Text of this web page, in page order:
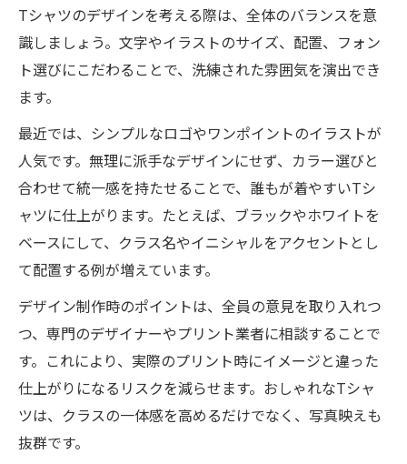
Tシャツのデザインを考える際は、全体のバランスを意
識しましょう。文字やイラストのサイズ、配置、フォン
ト選びにこだわることで、洗練された雰囲気を演出でき
ます。
最近では、シンプルなロゴやワンポイントのイラストが
人気です。無理に派手なデザインにせず、カラー選びと
合わせて統一感を持たせることで、誰もが着やすいTシ
ャツに仕上がります。たとえば、ブラックやホワイトを
ベースにして、クラス名やイニシャルをアクセントとし
て配置する例が増えています。
デザイン制作時のポイントは、全員の意見を取り入れつ
つ、専門のデザイナーやプリント業者に相談することで
す。これにより、実際のプリント時にイメージと違った
仕上がりになるリスクを減らせます。おしゃれなTシャ
ツは、クラスの一体感を高めるだけでなく、写真映えも
抜群です。